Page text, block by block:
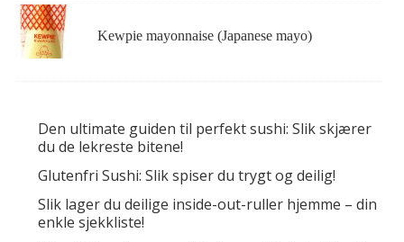
Kewpie mayonnaise (Japanese mayo)
Den ultimate guiden til perfekt sushi: Slik skjærer
du de lekreste bitene!
Glutenfri Sushi: Slik spiser du trygt og deilig!
Slik lager du deilige inside-out-ruller hjemme – din
enkle sjekkliste!